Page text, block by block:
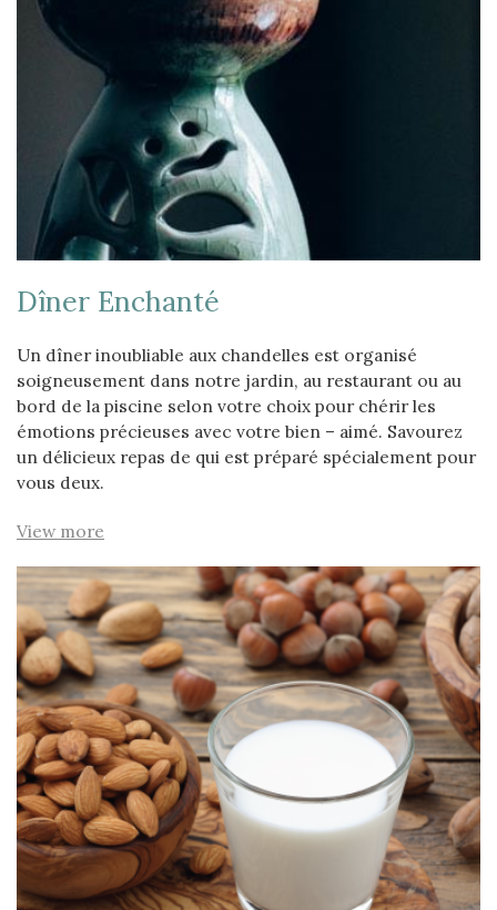
Dîner Enchanté
Un dîner inoubliable aux chandelles est organisé
soigneusement dans notre jardin, au restaurant ou au
bord de la piscine selon votre choix pour chérir les
émotions précieuses avec votre bien – aimé. Savourez
un délicieux repas de qui est préparé spécialement pour
vous deux.
View more